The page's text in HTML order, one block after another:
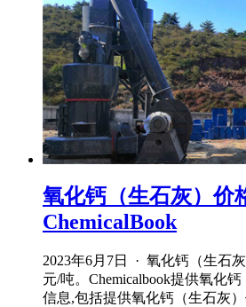
氧化钙（生石灰）价
ChemicalBook
2023年6月7日 · 氧化钙（生石
元/吨。Chemicalbook提供氧化
信息,包括提供氧化钙（生石灰